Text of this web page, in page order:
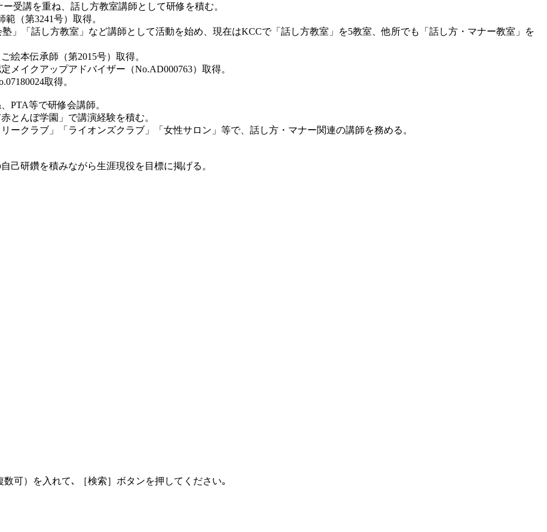
受講を重ね、話し方教室講師として研修を積む。
（第3241号）取得。
」「話し方教室」など講師として活動を始め、現在はKCCで「話し方教室」を5教室、他所でも「話し方・マナー教室」を
本伝承師（第2015号）取得。
メイクアップアドバイザー（No.AD000763）取得。
取得。
PTA等で研修会講師。
とんぼ学園」で講演経験を積む。
ークラブ」「ライオンズクラブ」「女性サロン」等で、話し方・マナー関連の講師を務める。
己研鑽を積みながら生涯現役を目標に掲げる。
可）を入れて､ ［検索］ボタンを押してください｡